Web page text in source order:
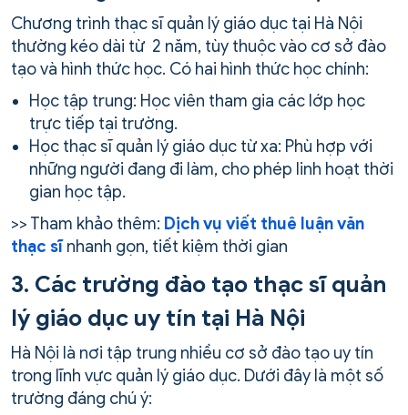
Chương trình thạc sĩ quản lý giáo dục tại Hà Nội
thường kéo dài từ 2 năm, tùy thuộc vào cơ sở đào
tạo và hình thức học. Có hai hình thức học chính:
Học tập trung: Học viên tham gia các lớp học
trực tiếp tại trường.
Học thạc sĩ quản lý giáo dục từ xa: Phù hợp với
những người đang đi làm, cho phép linh hoạt thời
gian học tập.
>> Tham khảo thêm: Dịch vụ viết thuê luận văn
thạc sĩnhanh gọn, tiết kiệm thời gian
3. Các trường đào tạo thạc sĩ quản
lý giáo dục uy tín tại Hà Nội
Hà Nội là nơi tập trung nhiều cơ sở đào tạo uy tín
trong lĩnh vực quản lý giáo dục. Dưới đây là một số
trường đáng chú ý: